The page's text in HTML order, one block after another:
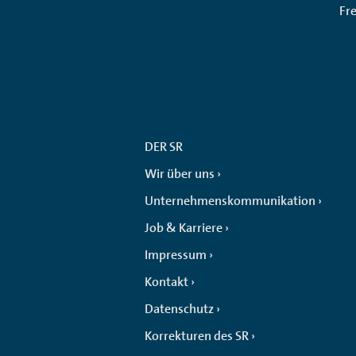
DER SR
Wir über uns
Unternehmenskommunikation
Job & Karriere
Impressum
Kontakt
Datenschutz
Korrekturen des SR